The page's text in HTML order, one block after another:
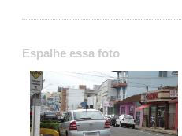
Espalhe essa foto